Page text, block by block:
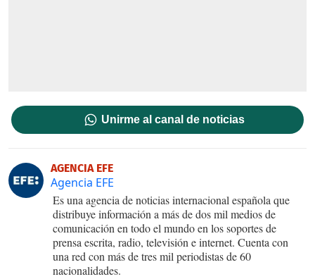
Unirme al canal de noticias
AGENCIA EFE
Agencia EFE
Es una agencia de noticias internacional española que
distribuye información a más de dos mil medios de
comunicación en todo el mundo en los soportes de
prensa escrita, radio, televisión e internet. Cuenta con
una red con más de tres mil periodistas de 60
nacionalidades.